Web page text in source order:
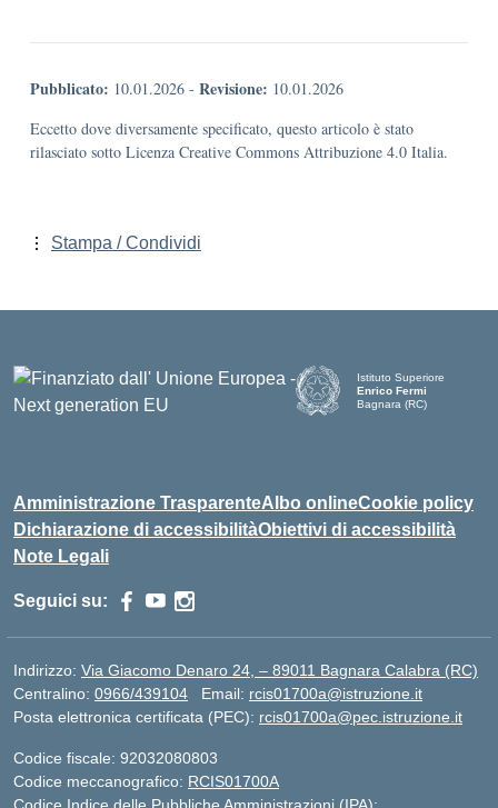
Pubblicato: 10.01.2026 - Revisione: 10.01.2026
Eccetto dove diversamente specificato, questo articolo è stato
rilasciato sotto Licenza Creative Commons Attribuzione 4.0 Italia.
Stampa / Condividi
Istituto Superiore
Enrico Fermi
Bagnara (RC)
Amministrazione TrasparenteAlbo onlineCookie policy
Dichiarazione di accessibilitàObiettivi di accessibilità
Note Legali
Seguici su:
Indirizzo: Via Giacomo Denaro 24, – 89011 Bagnara Calabra (RC)
Centralino: 0966/439104 Email: rcis01700a@istruzione.it
Posta elettronica certificata (PEC): rcis01700a@pec.istruzione.it
Codice fiscale: 92032080803
Codice meccanografico: RCIS01700A